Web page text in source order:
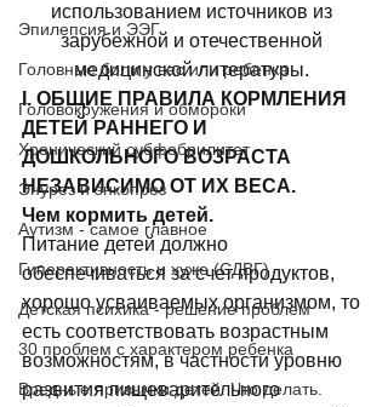
Эпилепсия и ЭЭГ
Головные боли у вас или ребенка
Головокружения и обмороки
Хронический субфебрилитет
Энурез и энкопрез
Аутизм - самое главное
Гиперактивность и хуже (СДВГ)
Детская психика - решение проблем
30 проблем с характером ребенка
Вредные привычки детей. Что делать.
использованием источников из
зарубежной и отечественной
медицинской литературы.
I. ОБЩИЕ ПРАВИЛА КОРМЛЕНИЯ
ДЕТЕЙ РАННЕГО И
ДОШКОЛЬНОГО ВОЗРАСТА
НЕЗАВИСИМО ОТ ИХ ВЕСА.
Чем кормить детей.
Питание детей должно
обеспечиваться за счет продуктов,
хорошо усваиваемых организмом, то
есть соответствовать возрастным
возможностям, в частности уровню
развития пищеварительного